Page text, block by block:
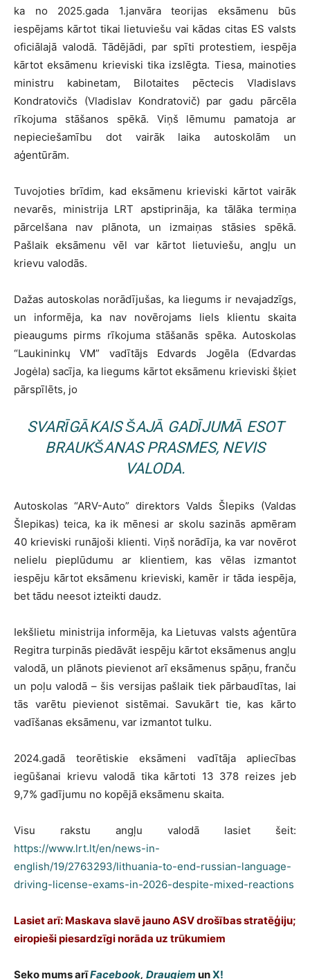
ka no 2025.gada 1.janvāra teorijas eksāmenu būs
iespējams kārtot tikai lietuviešu vai kādas citas ES valsts
oficiālajā valodā. Tādējādi, par spīti protestiem, iespēja
kārtot eksāmenu krieviski tika izslēgta. Tiesa, mainoties
ministru kabinetam, Bilotaites pēctecis Vladislavs
Kondratovičs (Vladislav Kondratovič) par gadu pārcēla
rīkojuma stāšanos spēkā. Viņš lēmumu pamatoja ar
nepieciešamību dot vairāk laika autoskolām un
aģentūrām.
Tuvojoties brīdim, kad eksāmenu krieviski kārtot vairāk
nevarēs, ministrija LRT apstiprināja, ka tālāka termiņa
pārcelšana nav plānota, un izmaiņas stāsies spēkā.
Pašlaik eksāmenu vēl var kārtot lietuviešu, angļu un
krievu valodās.
Dažas autoskolas norādījušas, ka liegums ir nevajadzīgs,
un informēja, ka nav novērojams liels klientu skaita
pieaugums pirms rīkojuma stāšanās spēka. Autoskolas
“Laukininkų VM” vadītājs Edvards Jogēla (Edvardas
Jogėla) sacīja, ka liegums kārtot eksāmenu krieviski šķiet
pārspīlēts, jo
SVARĪGĀKAIS ŠAJĀ GADĪJUMĀ ESOT
BRAUKŠANAS PRASMES, NEVIS
VALODA.
Autoskolas “ARV-Auto” direktors Valds Šlepiks (Valdas
Šlepikas) teica, ka ik mēnesi ar skolu sazinās apmēram
40 krieviski runājoši klienti. Viņš norādīja, ka var novērot
nelielu pieplūdumu ar klientiem, kas vēlas izmantot
iespēju kārtot eksāmenu krieviski, kamēr ir tāda iespēja,
bet tādu neesot izteikti daudz.
Iekšlietu ministrija informēja, ka Lietuvas valsts aģentūra
Regitra turpinās piedāvāt iespēju kārtot eksāmenus angļu
valodā, un plānots pievienot arī eksāmenus spāņu, franču
un poļu valodā – šis versijas pašlaik tiek pārbaudītas, lai
tās varētu pievienot sistēmai. Savukārt tie, kas kārto
vadīšanas eksāmenu, var izmantot tulku.
2024.gadā teorētiskie eksāmeni vadītāja apliecības
iegūšanai krievu valodā tika kārtoti 13 378 reizes jeb
9,7% gadījumu no kopējā eksāmenu skaita.
Visu rakstu angļu valodā lasiet šeit:
https://www.lrt.lt/en/news-in-
english/19/2763293/lithuania-to-end-russian-language-
driving-license-exams-in-2026-despite-mixed-reactions
Lasiet arī: Maskava slavē jauno ASV drošības stratēģiju;
eiropieši piesardzīgi norāda uz trūkumiem
Seko mums arīFacebook, Draugiem unX!